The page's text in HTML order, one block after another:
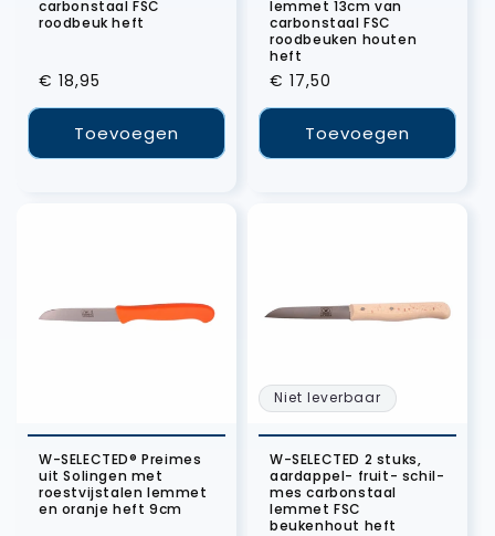
carbonstaal FSC
roodbeuk heft
Normale
prijs
€ 18,95
Toevoegen
lemmet 13cm van
carbonstaal FSC
roodbeuken houten
heft
Normale
prijs
€ 17,50
Toevoegen
W-SELECTED® Preimes
uit Solingen met
roestvijstalen lemmet
en oranje heft 9cm
Niet leverbaar
W-SELECTED 2 stuks,
aardappel- fruit- schil-
mes carbonstaal
lemmet FSC
beukenhout heft